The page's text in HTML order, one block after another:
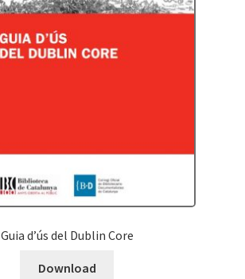
Guia d’ús del Dublin Core
Download